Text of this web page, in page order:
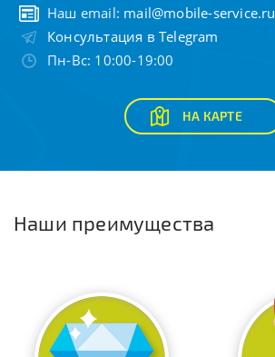
Наш email: mail@mobile-service.ru
Консультация в Telegram
Пн-Вс: 10:00-19:00
НА КАРТЕ
Наши преимущества